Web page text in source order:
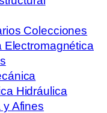
Colecciones
Electromagnética
Hidráulica
y Afines